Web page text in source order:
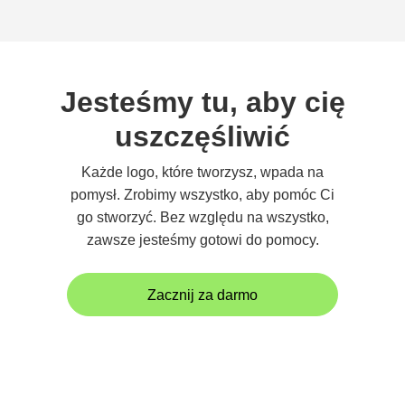
Jesteśmy tu, aby cię
uszczęśliwić
Każde logo, które tworzysz, wpada na
pomysł. Zrobimy wszystko, aby pomóc Ci
go stworzyć. Bez względu na wszystko,
zawsze jesteśmy gotowi do pomocy.
Zacznij za darmo